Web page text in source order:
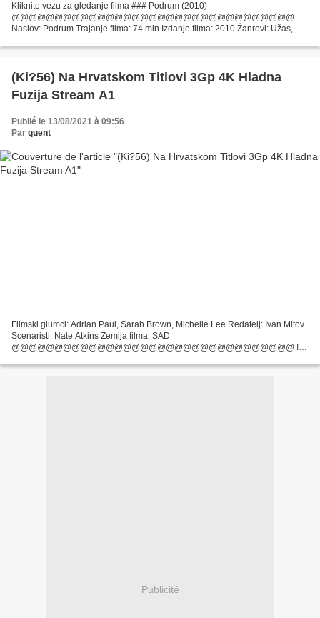
Kliknite vezu za gledanje filma ### Podrum (2010)
@@@@@@@@@@@@@@@@@@@@@@@@@@@@@@@@@
Naslov: Podrum Trajanje filma: 74 min Izdanje filma: 2010 Žanrovi: Užas,
Kamboj Filmovi: Ewen...
(Ki?56) Na Hrvatskom Titlovi 3Gp 4K Hladna
Fuzija Stream A1
Publié le 13/08/2021 à 09:56
Par quent
Filmski glumci: Adrian Paul, Sarah Brown, Michelle Lee Redatelj: Ivan Mitov
Scenaristi: Nate Atkins Zemlja filma: SAD
@@@@@@@@@@@@@@@@@@@@@@@@@@@@@@@@@ !!!
filma: Hladna fuzija...
Publicité